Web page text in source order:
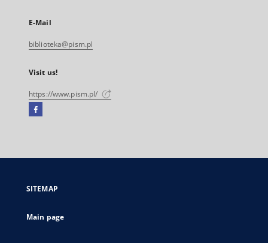
E-Mail
biblioteka@pism.pl
Visit us!
https://www.pism.pl/
Facebook
open
new
SITEMAP
Main page